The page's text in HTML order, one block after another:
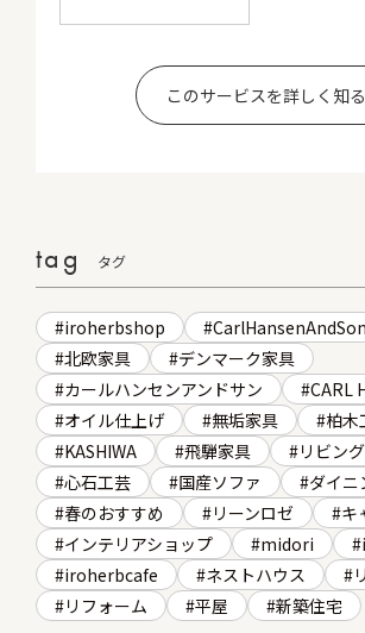
このサービスを詳しく知る
tag タグ
iroherbshop CarlHansenAndSon
北欧家具
デンマーク家具
カールハンセンアンドサン
CARL
オイル仕上げ
無垢家具
柏木
KASHIWA
飛騨家具
リビン
心石工芸
国産ソファ
ダイニ
春のおすすめ
リーンロゼ
キ
インテリアショップ
midori
iroherbcafe
ネストハウス
リフォーム
平屋
新築住宅